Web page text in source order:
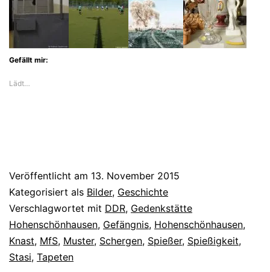
Gefällt mir:
Lädt…
Veröffentlicht am 13. November 2015
Kategorisiert als Bilder, Geschichte
Verschlagwortet mit DDR, Gedenkstätte
Hohenschönhausen, Gefängnis, Hohenschönhausen,
Knast, MfS, Muster, Schergen, Spießer, Spießigkeit,
Stasi, Tapeten